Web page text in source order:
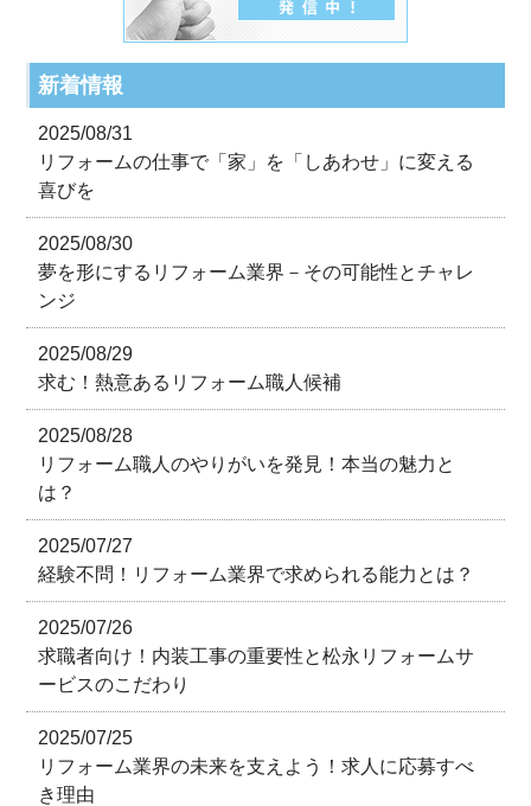
新着情報
2025/08/31
リフォームの仕事で「家」を「しあわせ」に変える
喜びを
2025/08/30
夢を形にするリフォーム業界－その可能性とチャレ
ンジ
2025/08/29
求む！熱意あるリフォーム職人候補
2025/08/28
リフォーム職人のやりがいを発見！本当の魅力と
は？
2025/07/27
経験不問！リフォーム業界で求められる能力とは？
2025/07/26
求職者向け！内装工事の重要性と松永リフォームサ
ービスのこだわり
2025/07/25
リフォーム業界の未来を支えよう！求人に応募すべ
き理由